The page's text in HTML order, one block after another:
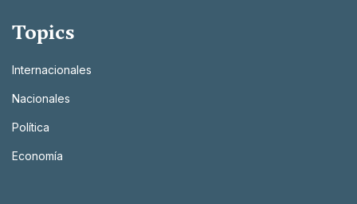
Topics
Internacionales
Nacionales
Política
Economía